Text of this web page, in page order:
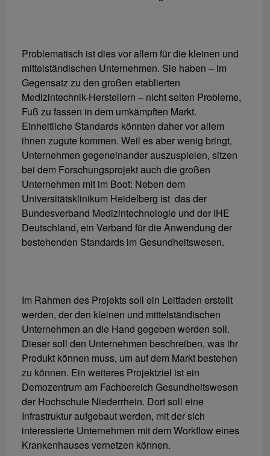
Problematisch ist dies vor allem für die kleinen und
mittelständischen Unternehmen. Sie haben – im
Gegensatz zu den großen etablierten
Medizintechnik-Herstellern – nicht selten Probleme,
Fuß zu fassen in dem umkämpften Markt.
Einheitliche Standards könnten daher vor allem
ihnen zugute kommen. Weil es aber wenig bringt,
Unternehmen gegeneinander auszuspielen, sitzen
bei dem Forschungsprojekt auch die großen
Unternehmen mit im Boot: Neben dem
Universitätsklinikum Heidelberg ist das der
Bundesverband Medizintechnologie und der IHE
Deutschland, ein Verband für die Anwendung der
bestehenden Standards im Gesundheitswesen.
Im Rahmen des Projekts soll ein Leitfaden erstellt
werden, der den kleinen und mittelständischen
Unternehmen an die Hand gegeben werden soll.
Dieser soll den Unternehmen beschreiben, was ihr
Produkt können muss, um auf dem Markt bestehen
zu können. Ein weiteres Projektziel ist ein
Demozentrum am Fachbereich Gesundheitswesen
der Hochschule Niederrhein. Dort soll eine
Infrastruktur aufgebaut werden, mit der sich
interessierte Unternehmen mit dem Workflow eines
Krankenhauses vernetzen können.